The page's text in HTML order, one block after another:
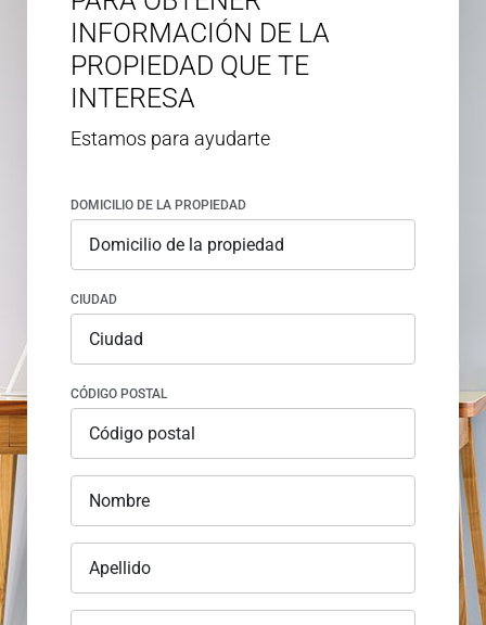
INFORMACIÓN DE LA
PROPIEDAD QUE TE
INTERESA
Estamos para ayudarte
DOMICILIO DE LA PROPIEDAD
CIUDAD
CÓDIGO POSTAL